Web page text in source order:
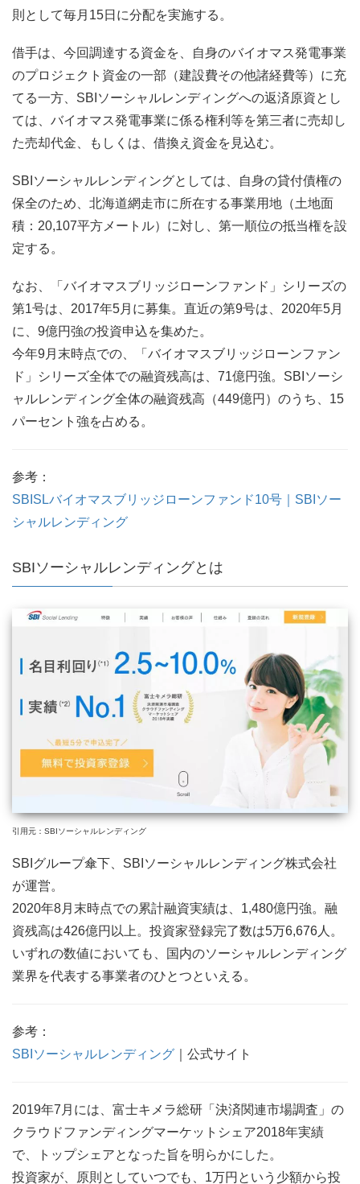
則として毎月15日に分配を実施する。
借手は、今回調達する資金を、自身のバイオマス発電事業
のプロジェクト資金の一部（建設費その他諸経費等）に充
てる一方、SBIソーシャルレンディングへの返済原資とし
ては、バイオマス発電事業に係る権利等を第三者に売却し
た売却代金、もしくは、借換え資金を見込む。
SBIソーシャルレンディングとしては、自身の貸付債権の
保全のため、北海道網走市に所在する事業用地（土地面
積：20,107平方メートル）に対し、第一順位の抵当権を設
定する。
なお、「バイオマスブリッジローンファンド」シリーズの
第1号は、2017年5月に募集。直近の第9号は、2020年5月
に、9億円強の投資申込を集めた。
今年9月末時点での、「バイオマスブリッジローンファン
ド」シリーズ全体での融資残高は、71億円強。SBIソーシ
ャルレンディング全体の融資残高（449億円）のうち、15
パーセント強を占める。
参考：
SBISLバイオマスブリッジローンファンド10号｜SBIソー
シャルレンディング
SBIソーシャルレンディングとは
引用元：SBIソーシャルレンディング
SBIグループ傘下、SBIソーシャルレンディング株式会社
が運営。
2020年8月末時点での累計融資実績は、1,480億円強。融
資残高は426億円以上。投資家登録完了数は5万6,676人。
いずれの数値においても、国内のソーシャルレンディング
業界を代表する事業者のひとつといえる。
参考：
SBIソーシャルレンディング ｜公式サイト
2019年7月には、富士キメラ総研「決済関連市場調査」の
クラウドファンディングマーケットシェア2018年実績
で、トップシェアとなった旨を明らかにした。
投資家が、原則としていつでも、1万円という少額から投